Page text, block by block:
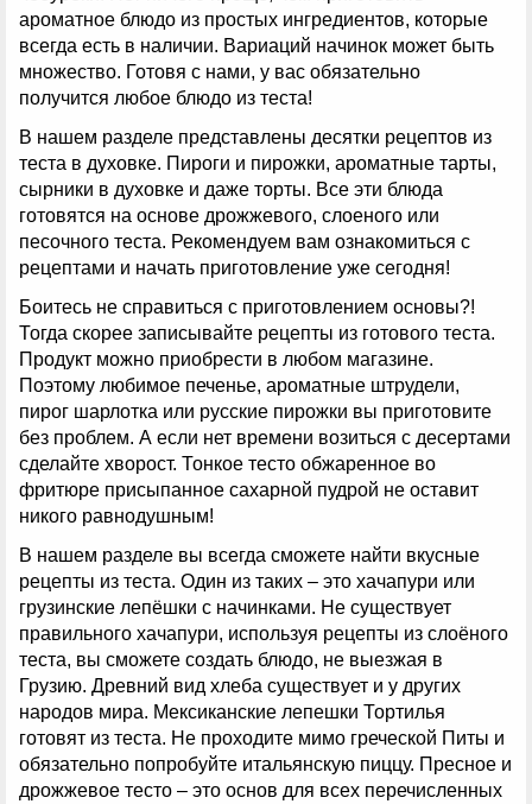
ароматное блюдо из простых ингредиентов, которые
всегда есть в наличии. Вариаций начинок может быть
множество. Готовя с нами, у вас обязательно
получится любое блюдо из теста!
В нашем разделе представлены десятки рецептов из
теста в духовке. Пироги и пирожки, ароматные тарты,
сырники в духовке и даже торты. Все эти блюда
готовятся на основе дрожжевого, слоеного или
песочного теста. Рекомендуем вам ознакомиться с
рецептами и начать приготовление уже сегодня!
Боитесь не справиться с приготовлением основы?!
Тогда скорее записывайте рецепты из готового теста.
Продукт можно приобрести в любом магазине.
Поэтому любимое печенье, ароматные штрудели,
пирог шарлотка или русские пирожки вы приготовите
без проблем. А если нет времени возиться с десертами
сделайте хворост. Тонкое тесто обжаренное во
фритюре присыпанное сахарной пудрой не оставит
никого равнодушным!
В нашем разделе вы всегда сможете найти вкусные
рецепты из теста. Один из таких – это хачапури или
грузинские лепёшки с начинками. Не существует
правильного хачапури, используя рецепты из слоёного
теста, вы сможете создать блюдо, не выезжая в
Грузию. Древний вид хлеба существует и у других
народов мира. Мексиканские лепешки Тортилья
готовят из теста. Не проходите мимо греческой Питы и
обязательно попробуйте итальянскую пиццу. Пресное и
дрожжевое тесто – это основ для всех перечисленных